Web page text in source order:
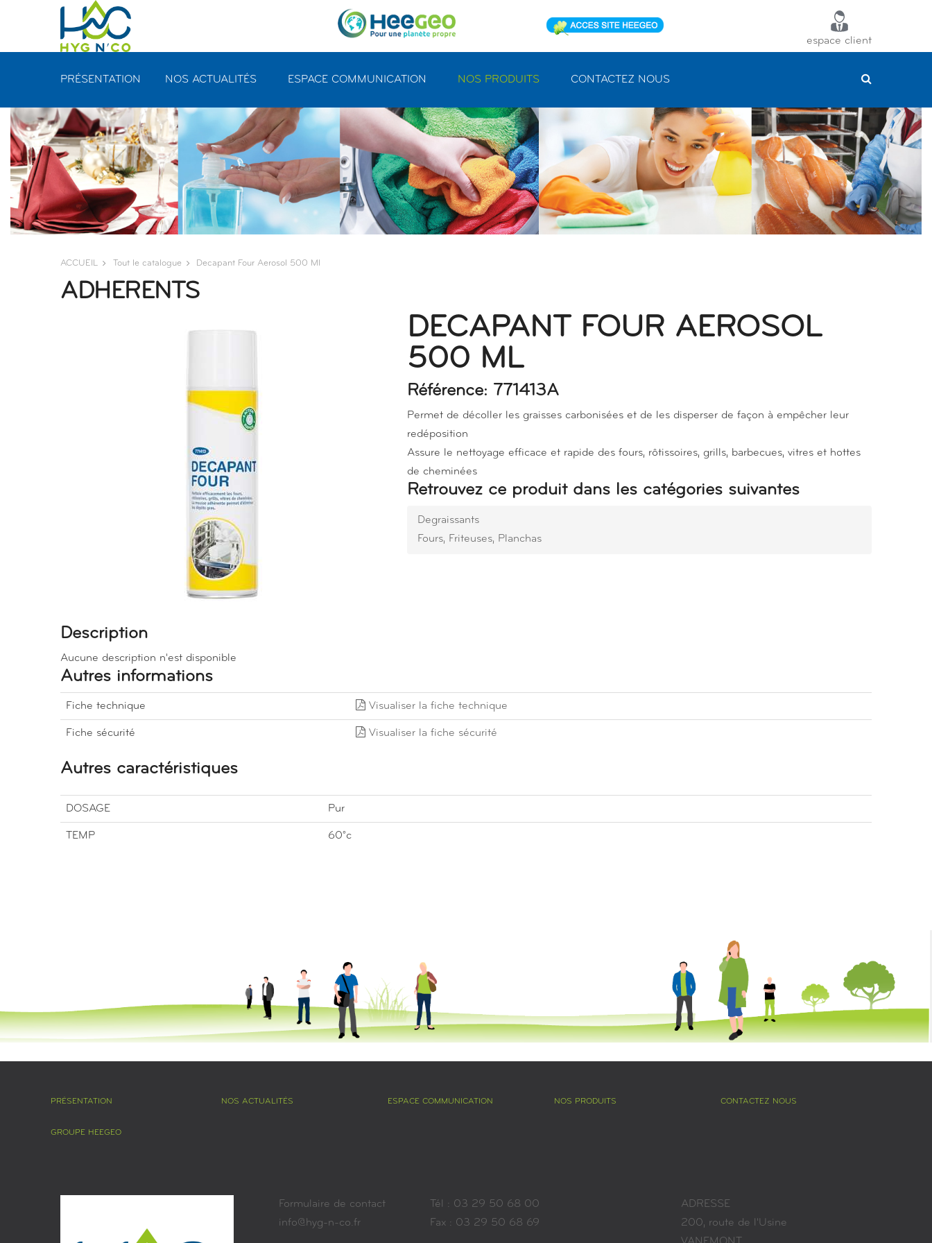
espace client
PRÉSENTATION NOS ACTUALITÉS ESPACE COMMUNICATION NOS PRODUITS CONTACTEZ NOUS
ACCUEIL Tout le catalogue Decapant Four Aerosol 500 Ml
ADHERENTS
DECAPANT FOUR AEROSOL
500 ML
Référence: 771413A
Permet de décoller les graisses carbonisées et de les disperser de façon à empêcher leur
redéposition
Assure le nettoyage efficace et rapide des fours, rôtissoires, grills, barbecues, vitres et hottes
de cheminées
Retrouvez ce produit dans les catégories suivantes
Degraissants
Fours, Friteuses, Planchas
Description
Aucune description n'est disponible
Autres informations
Fiche technique Visualiser la fiche technique
Fiche sécurité Visualiser la fiche sécurité
Autres caractéristiques
DOSAGE Pur
TEMP 60°c
PRÉSENTATION NOS ACTUALITÉS ESPACE COMMUNICATION NOS PRODUITS CONTACTEZ NOUS
GROUPE HEEGEO
Formulaire de contact
info@hyg-n-co.fr
Tél : 03 29 50 68 00
Fax : 03 29 50 68 69
ADRESSE
200, route de l'Usine
Panneau de gestion des cookies